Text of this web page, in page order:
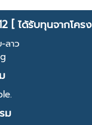
[ ได้รับทุนจากโคร
ลาว
ม